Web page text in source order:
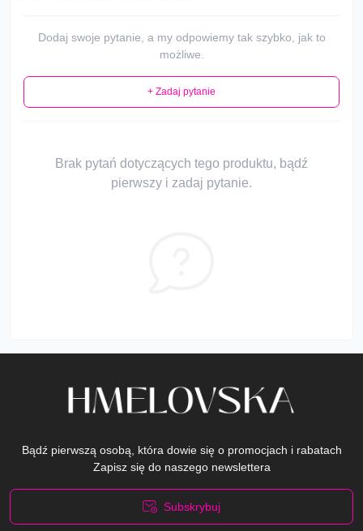
Dodaj swoje pytanie, a my odpowiemy tak szybko, jak to
możliwe.
+ Zadaj pytanie
Brak pytań dotyczących tego produktu, bądź
pierwszy i zadaj pytanie.
Bądź pierwszą osobą, która dowie się o promocjach i rabatach
Zapisz się do naszego newslettera
Subskrybuj